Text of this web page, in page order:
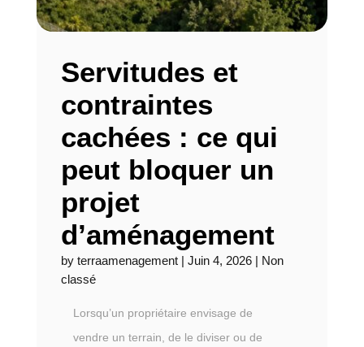
Servitudes et
contraintes
cachées : ce qui
peut bloquer un
projet
d’aménagement
by terraamenagement| Juin 4, 2026| Non
classé
Lorsqu’un propriétaire envisage de
vendre un terrain, de le diviser ou de